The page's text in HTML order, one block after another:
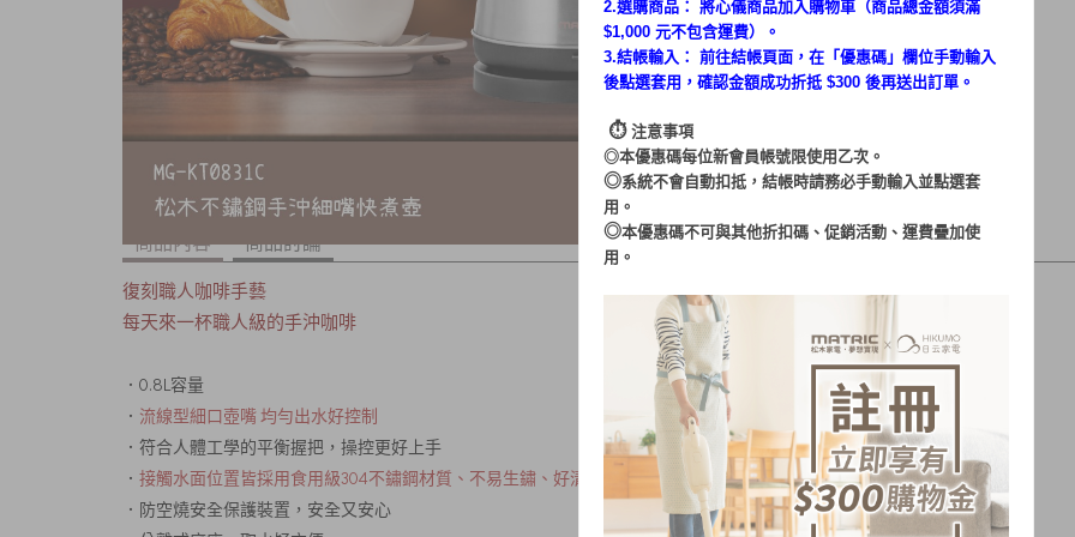
商品內容 商品討論
復刻職人咖啡手藝
每天來一杯職人級的手沖咖啡
．0.8L容量
． 流線型細口壺嘴 均勻出水好控制
．符合人體工學的平衡握把，操控更好上手
． 接觸水面位置皆採用食用級304不鏽鋼材質、不易生鏽、好清潔且無異味
．防空燒安全保護裝置，安全又安心
2.選購商品： 將心儀商品加入購物車（商品總金額須滿
$1,000 元不包含運費）。
3.結帳輸入： 前往結帳頁面，在「 優惠碼 」欄位手動輸入
後點選套用，確認金額成功折抵 $300 後再送出訂單。
⏱︎ 注意事項
◎本優惠碼每位新會員帳號限使用乙次。
◎系統不會自動扣抵，結帳時請務必手動輸入並點選套
用。
◎本優惠碼不可與其他折扣碼、促銷活動、運費疊加使
用。